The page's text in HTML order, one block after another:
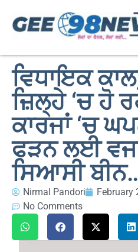
ਵਿਧਾਇਕ
ਜ਼ਿਲ੍ਹੇ ‘ਚ ਹੋ
ਕਾਰਜਾਂ ‘ਚ
ਫੜਨ ਲਈ
ਸਿਆਸੀ
Nirmal Pandori February
No Comments